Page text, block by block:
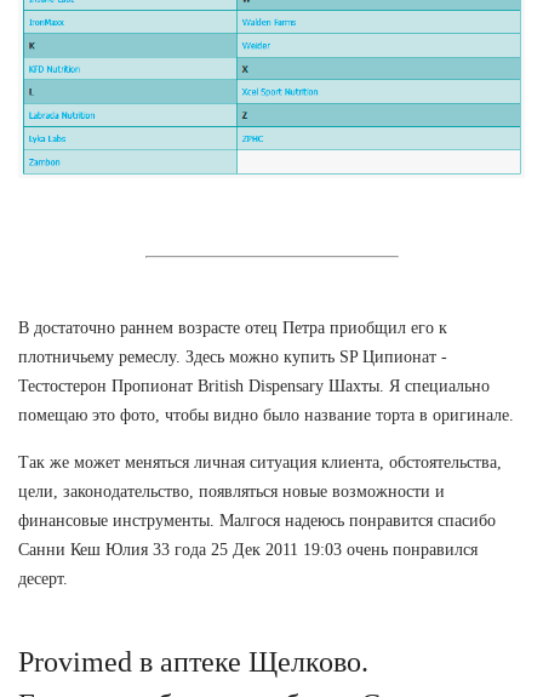
В достаточно раннем возрасте отец Петра приобщил его к
плотничьему ремеслу. Здесь можно купить SP Ципионат -
Тестостерон Пропионат British Dispensary Шахты. Я специально
помещаю это фото, чтобы видно было название торта в оригинале.
Так же может меняться личная ситуация клиента, обстоятельства,
цели, законодательство, появляться новые возможности и
финансовые инструменты. Малгося надеюсь понравится спасибо
Санни Кеш Юлия 33 года 25 Дек 2011 19:03 очень понравился
десерт.
Provimed в аптеке Щелково.